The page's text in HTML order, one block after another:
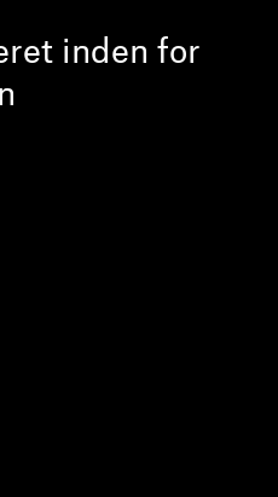
inden for